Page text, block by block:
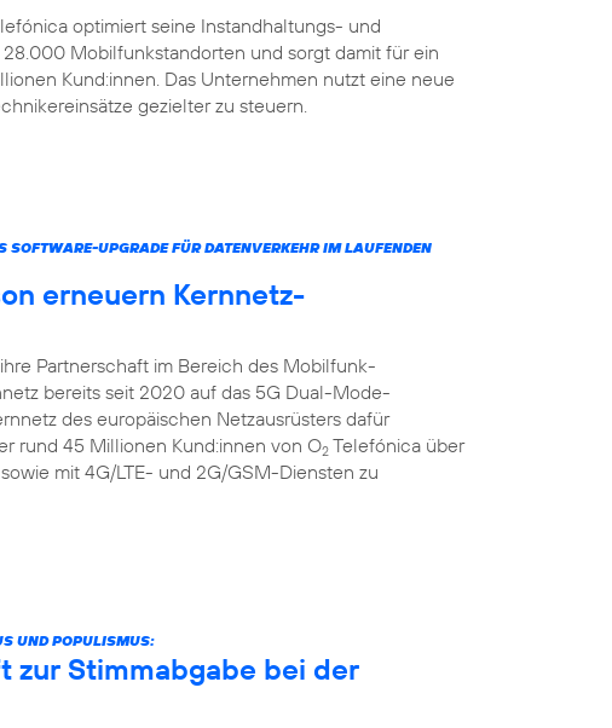
optimiert seine Instandhaltungs- und
Mobilfunkstandorten und sorgt damit für ein
Kund:innen. Das Unternehmen nutzt eine neue
gezielter zu steuern.
SOFTWARE-UPGRADE FÜR DATENVERKEHR IM LAUFENDEN
erneuern Kernnetz-
Partnerschaft im Bereich des Mobilfunk-
bereits seit 2020 auf das 5G Dual-Mode-
des europäischen Netzausrüsters dafür
rund 45 Millionen Kund:innen von O2 Telefónica über
mit 4G/LTE- und 2G/GSM-Diensten zu
UND POPULISMUS:
Stimmabgabe bei der